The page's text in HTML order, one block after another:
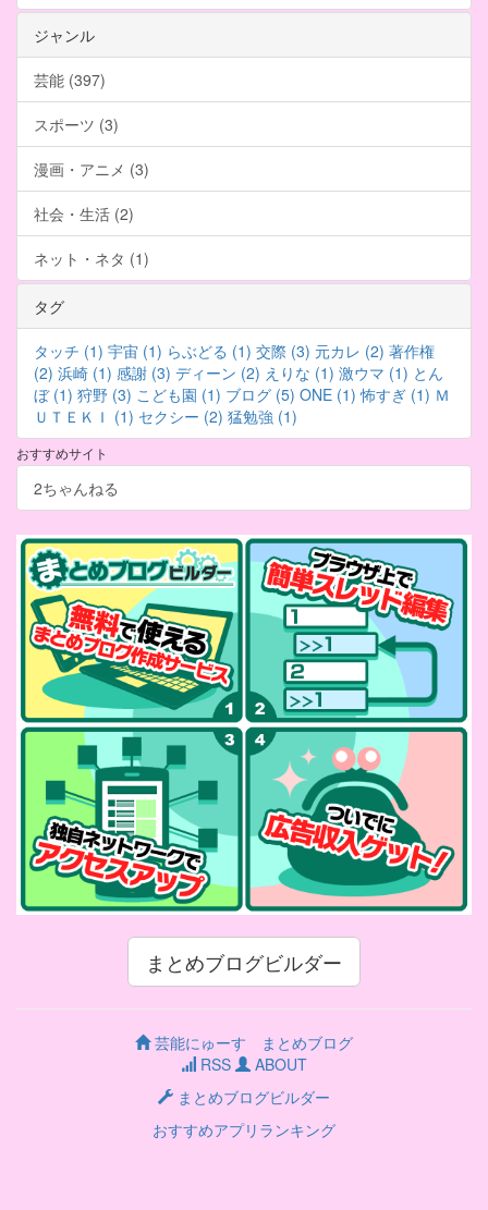
ジャンル
芸能 (397)
スポーツ (3)
漫画・アニメ (3)
社会・生活 (2)
ネット・ネタ (1)
タグ
タッチ (1) 宇宙 (1) らぶどる (1) 交際 (3) 元カレ (2) 著作権
(2) 浜崎 (1) 感謝 (3) ディーン (2) えりな (1) 激ウマ (1) とん
ぼ (1) 狩野 (3) こども園 (1) ブログ (5) ONE (1) 怖すぎ (1) Ｍ
ＵＴＥＫＩ (1) セクシー (2) 猛勉強 (1)
おすすめサイト
2ちゃんねる
まとめブログビルダー
芸能にゅーす まとめブログ
RSS
ABOUT
まとめブログビルダー
おすすめアプリランキング